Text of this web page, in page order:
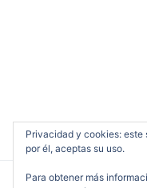
Privacidad y cookies:
por él, aceptas su uso.
Para obtener más